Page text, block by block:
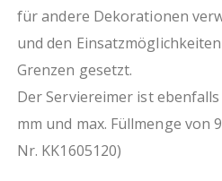
für andere Dekorationen
und den
Grenzen gesetzt.
Der Serviereimer ist
mm und max. Füllmenge von
Nr. KK1605120)